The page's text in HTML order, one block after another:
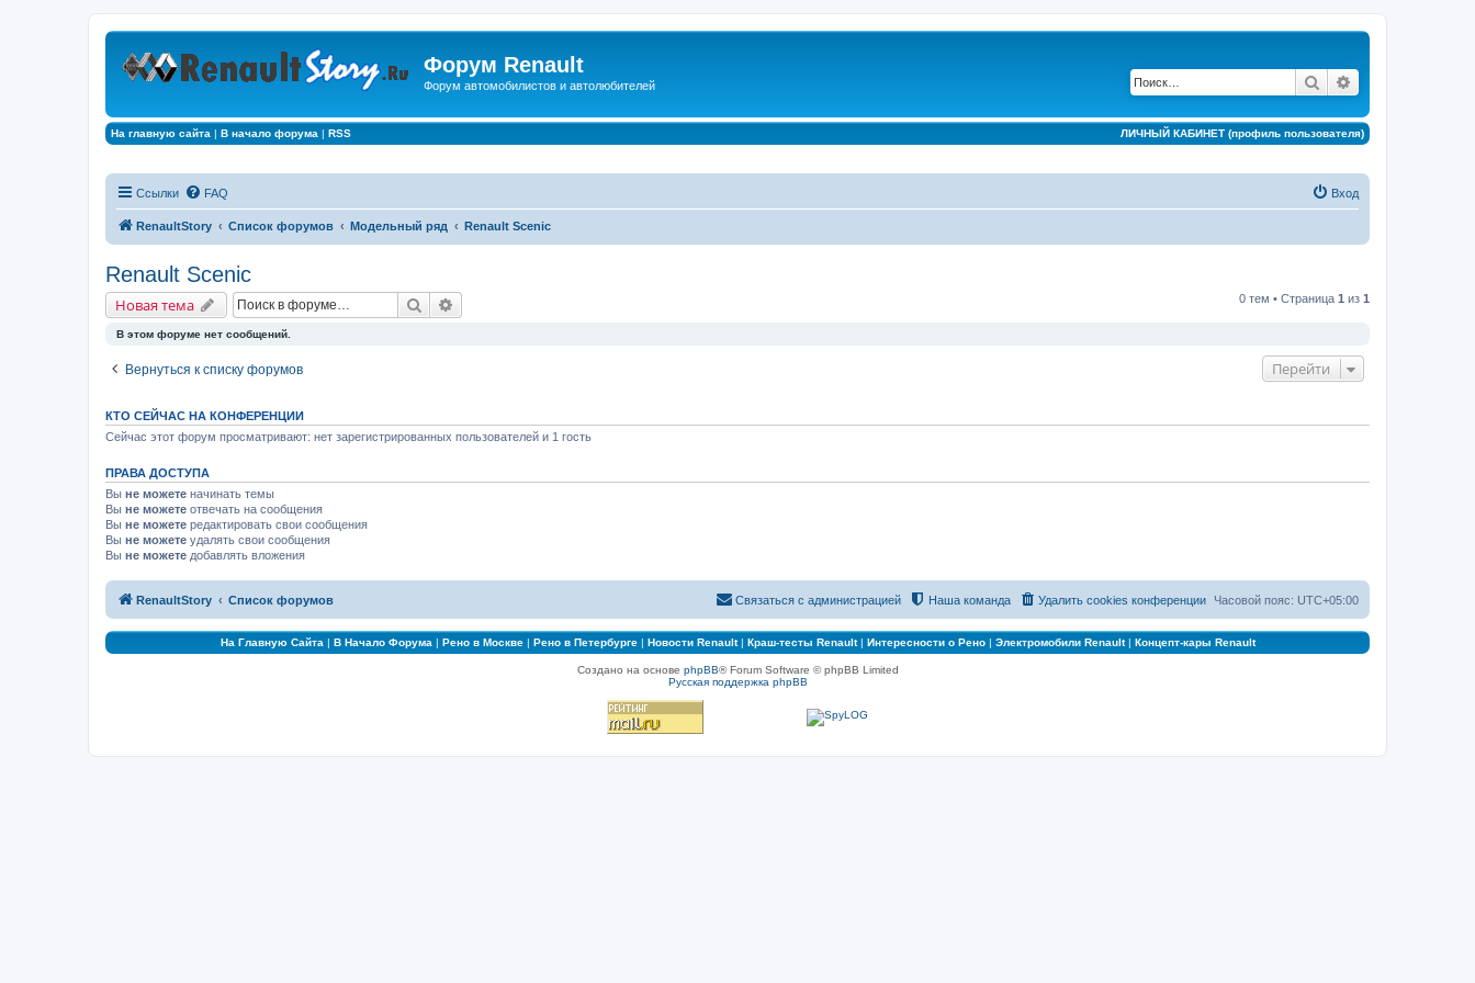
Форум Renault
Форум автомобилистов и автолюбителей Поиск
На главную сайта | В начало форума | RSS ЛИЧНЫЙ КАБИНЕТ (профиль пользователя)
Ссылки FAQ Вход
RenaultStory Список форумов Модельный ряд Renault Scenic
Renault Scenic
Новая тема Поиск 0 тем • Страница 1 из 1
В этом форуме нет сообщений.
Вернуться к списку форумов Перейти
КТО СЕЙЧАС НА КОНФЕРЕНЦИИ
Сейчас этот форум просматривают: нет зарегистрированных пользователей и 1 гость
ПРАВА ДОСТУПА
Вы не можете начинать темы
Вы не можете отвечать на сообщения
Вы не можете редактировать свои сообщения
Вы не можете удалять свои сообщения
Вы не можете добавлять вложения
RenaultStory Список форумов Часовой пояс: UTC+05:00
Удалить cookies конференции
Наша команда
Связаться с администрацией
На Главную Сайта | В Начало Форума | Рено в Москве| Рено в Петербурге| Новости Renault| Краш-тесты Renault| Интересности о Рено| Электромобили Renault| Концепт-кары Renault
Создано на основе phpBB® Forum Software © phpBB Limited
Русская поддержка phpBB